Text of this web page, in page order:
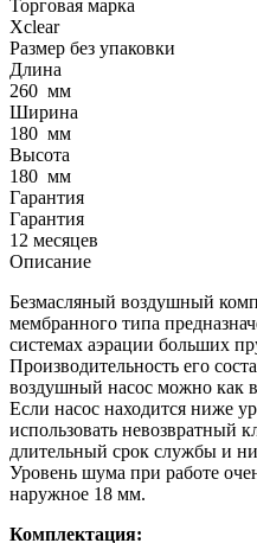
Торговая марка
Xclear
Размер без упаковки
Длина
260 мм
Ширина
180 мм
Высота
180 мм
Гарантия
Гарантия
12 месяцев
Описание
Безмасляный воздушный
мембранного типа
системах аэрации больших
Производительность его
воздушный насос можно как
Если насос находится ниже
использовать невозвратный
длительный срок службы и
Уровень шума при работе
наружное 18 мм.
Комплектация: